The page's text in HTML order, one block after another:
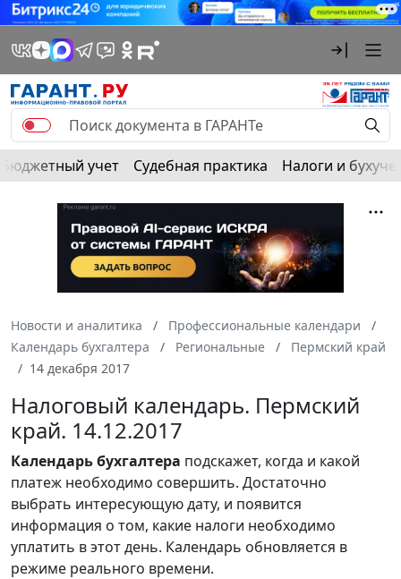
Бюджетный учет Судебная практика Налоги и
Новости и аналитика
Профессиональные календари
Календарь бухгалтера
Региональные
Пермский край
14 декабря 2017
Налоговый календарь. Пермский
край. 14.12.2017
Календарьбухгалтера подскажет, когда и какой
платеж необходимо совершить. Достаточно
выбрать интересующую дату, и появится
информация о том, какие налоги необходимо
уплатить в этот день. Календарь обновляется в
режиме реального времени.